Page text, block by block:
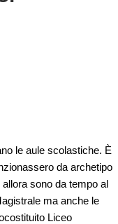
le aule scolastiche. È
da archetipo
sono da tempo al
ma anche le
Liceo